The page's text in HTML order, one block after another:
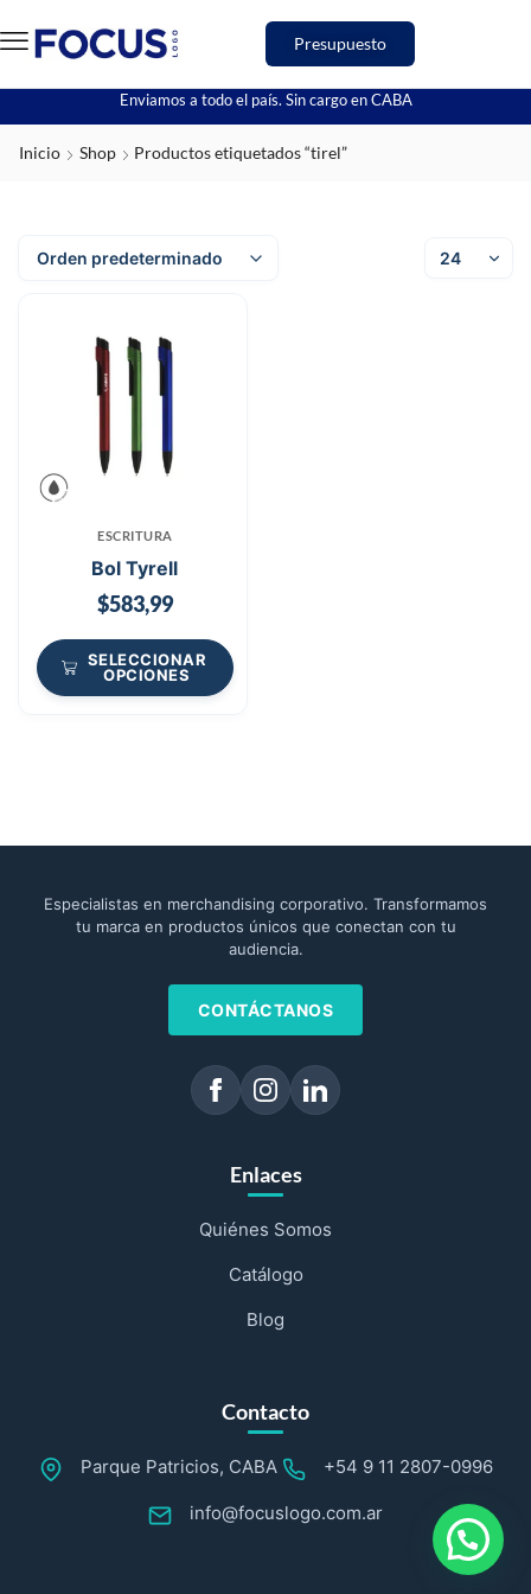
Presupuesto
Enviamos a todo el país. Sin cargo en CABA
Inicio Shop Productos etiquetados “tirel”
ESCRITURA
Bol Tyrell
$583,99
SELECCIONAR
OPCIONES
Especialistas en merchandising corporativo. Transformamos
tu marca en productos únicos que conectan con tu
audiencia.
CONTÁCTANOS
Enlaces
Quiénes Somos
Catálogo
Blog
Contacto
Parque Patricios, CABA +54 9 11 2807-0996
info@focuslogo.com.ar